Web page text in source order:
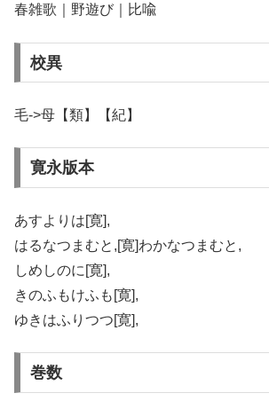
春雑歌｜野遊び｜比喩
校異
毛->母【類】【紀】
寛永版本
あすよりは[寛],
はるなつまむと,[寛]わかなつまむと,
しめしのに[寛],
きのふもけふも[寛],
ゆきはふりつつ[寛],
巻数